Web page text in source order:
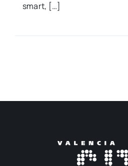
smart, […]